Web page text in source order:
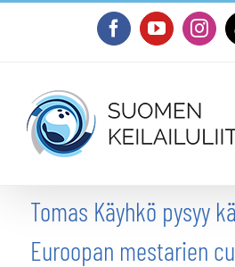
FacebookYouTube
Tomas Käyhkö pysyy
Euroopan mestarien